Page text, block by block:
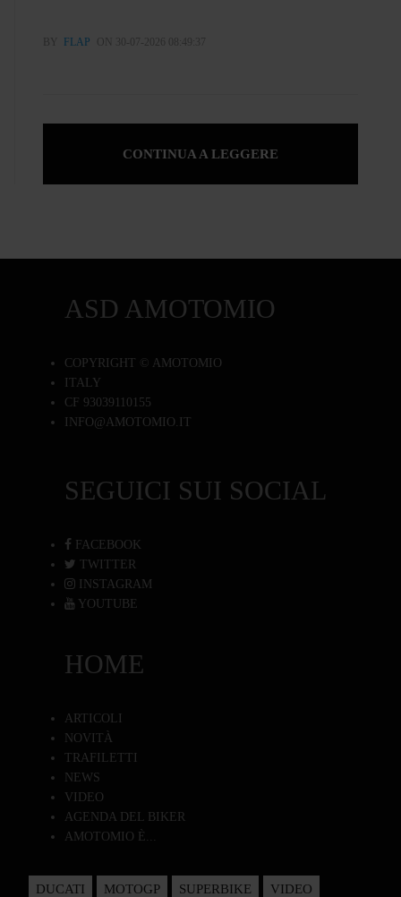
BY FLAP ON 30-07-2026 08:49:37
CONTINUA A LEGGERE
ASD AMOTOMIO
COPYRIGHT © AMOTOMIO
ITALY
CF 93039110155
INFO@AMOTOMIO.IT
SEGUICI SUI SOCIAL
FACEBOOK
TWITTER
INSTAGRAM
YOUTUBE
HOME
ARTICOLI
NOVITÀ
TRAFILETTI
NEWS
VIDEO
AGENDA DEL BIKER
AMOTOMIO È...
DUCATI MOTOGP SUPERBIKE VIDEO